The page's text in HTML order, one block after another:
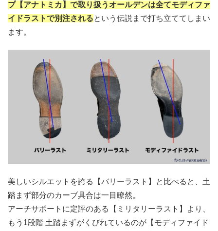
プ【アナトミカ】で取り扱うオールデンは全てモディファ
イドラストで別注されるという伝説まで打ち立ててしまい
ます。
美しいシルエットを誇る【バリーラスト】と比べると、土
踏まず部分のカーブ具合は一目瞭然。
アーチサポートに定評のある【ミリタリーラスト】より、
もう1段階 土踏まずがくびれているのが【モディファイド